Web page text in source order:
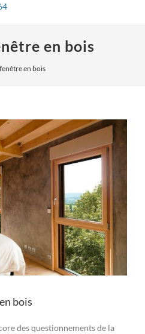
en bois
en bois
bois
des questionnements de la